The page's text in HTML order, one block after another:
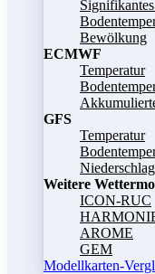
Bewölkung
ECMWF
Temperatur
GFS
Temperatur
Niederschlag
Weitere
ICON-RUC
AROME
GEM
Modellkarten-